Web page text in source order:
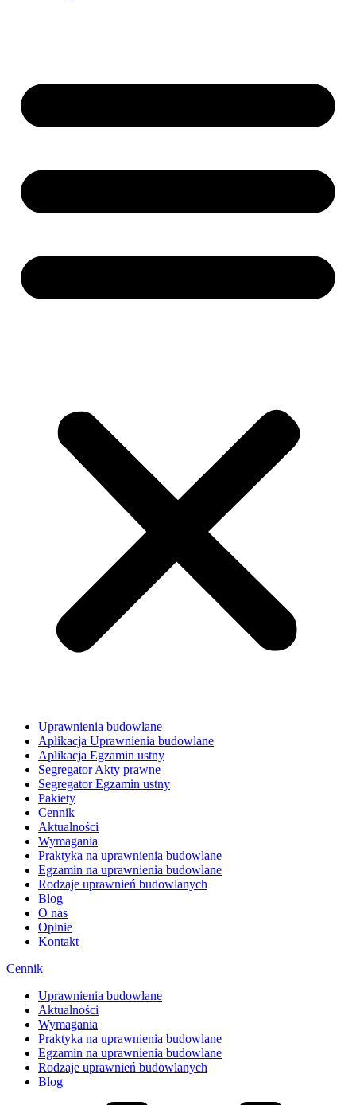
Uprawnienia budowlane
Aplikacja Uprawnienia budowlane
Aplikacja Egzamin ustny
Segregator Akty prawne
Segregator Egzamin ustny
Pakiety
Cennik
Aktualności
Wymagania
Praktyka na uprawnienia budowlane
Egzamin na uprawnienia budowlane
Rodzaje uprawnień budowlanych
Blog
O nas
Opinie
Kontakt
Cennik
Uprawnienia budowlane
Aktualności
Wymagania
Praktyka na uprawnienia budowlane
Egzamin na uprawnienia budowlane
Rodzaje uprawnień budowlanych
Blog